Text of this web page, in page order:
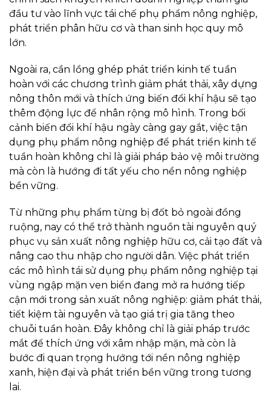
đầu tư vào lĩnh vực tái chế phụ phẩm nông nghiệp,
phát triển phân hữu cơ và than sinh học quy mô
lớn.
Ngoài ra, cần lồng ghép phát triển kinh tế tuần
hoàn với các chương trình giảm phát thải, xây dựng
nông thôn mới và thích ứng biến đổi khí hậu sẽ tạo
thêm động lực để nhân rộng mô hình. Trong bối
cảnh biến đổi khí hậu ngày càng gay gắt, việc tận
dụng phụ phẩm nông nghiệp để phát triển kinh tế
tuần hoàn không chỉ là giải pháp bảo vệ môi trường
mà còn là hướng đi tất yếu cho nền nông nghiệp
bền vững.
Từ những phụ phẩm từng bị đốt bỏ ngoài đồng
ruộng, nay có thể trở thành nguồn tài nguyên quý
phục vụ sản xuất nông nghiệp hữu cơ, cải tạo đất và
nâng cao thu nhập cho người dân. Việc phát triển
các mô hình tái sử dụng phụ phẩm nông nghiệp tại
vùng ngập mặn ven biển đang mở ra hướng tiếp
cận mới trong sản xuất nông nghiệp: giảm phát thải,
tiết kiệm tài nguyên và tạo giá trị gia tăng theo
chuỗi tuần hoàn. Đây không chỉ là giải pháp trước
mắt để thích ứng với xâm nhập mặn, mà còn là
bước đi quan trọng hướng tới nền nông nghiệp
xanh, hiện đại và phát triển bền vững trong tương
lai.